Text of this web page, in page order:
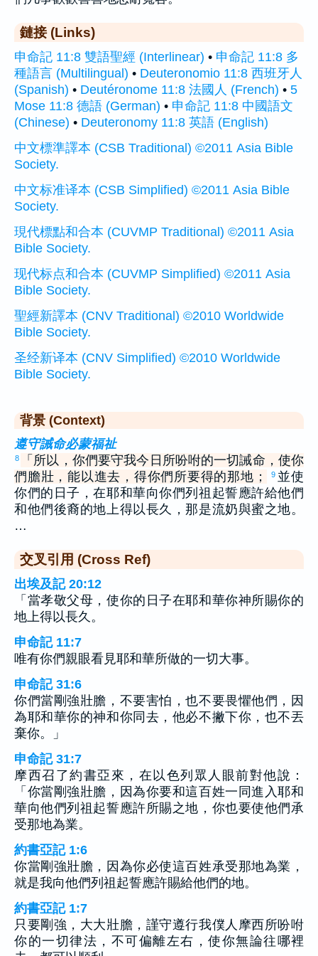
鏈接 (Links)
申命記 11:8 雙語聖經 (Interlinear) • 申命記 11:8 多
種語言 (Multilingual) • Deuteronomio 11:8 西班牙人
(Spanish) • Deutéronome 11:8 法國人 (French) • 5
Mose 11:8 德語 (German) • 申命記 11:8 中國語文
(Chinese) • Deuteronomy 11:8 英語 (English)
中文標準譯本 (CSB Traditional) ©2011 Asia Bible
Society.
中文标准译本 (CSB Simplified) ©2011 Asia Bible
Society.
現代標點和合本 (CUVMP Traditional) ©2011 Asia
Bible Society.
现代标点和合本 (CUVMP Simplified) ©2011 Asia
Bible Society.
聖經新譯本 (CNV Traditional) ©2010 Worldwide
Bible Society.
圣经新译本 (CNV Simplified) ©2010 Worldwide
Bible Society.
背景 (Context)
遵守誡命必蒙福祉
8
「所以，你們要守我今日所吩咐的一切誡命，使你
們膽壯，能以進去，得你們所要得的那地；
9 並使
你們的日子，在耶和華向你們列祖起誓應許給他們
和他們後裔的地上得以長久，那是流奶與蜜之地。
…
交叉引用 (Cross Ref)
出埃及記 20:12
「當孝敬父母，使你的日子在耶和華你神所賜你的
地上得以長久。
申命記 11:7
唯有你們親眼看見耶和華所做的一切大事。
申命記 31:6
你們當剛強壯膽，不要害怕，也不要畏懼他們，因
為耶和華你的神和你同去，他必不撇下你，也不丟
棄你。」
申命記 31:7
摩西召了約書亞來，在以色列眾人眼前對他說：
「你當剛強壯膽，因為你要和這百姓一同進入耶和
華向他們列祖起誓應許所賜之地，你也要使他們承
受那地為業。
約書亞記 1:6
你當剛強壯膽，因為你必使這百姓承受那地為業，
就是我向他們列祖起誓應許賜給他們的地。
約書亞記 1:7
只要剛強，大大壯膽，謹守遵行我僕人摩西所吩咐
你的一切律法，不可偏離左右，使你無論往哪裡